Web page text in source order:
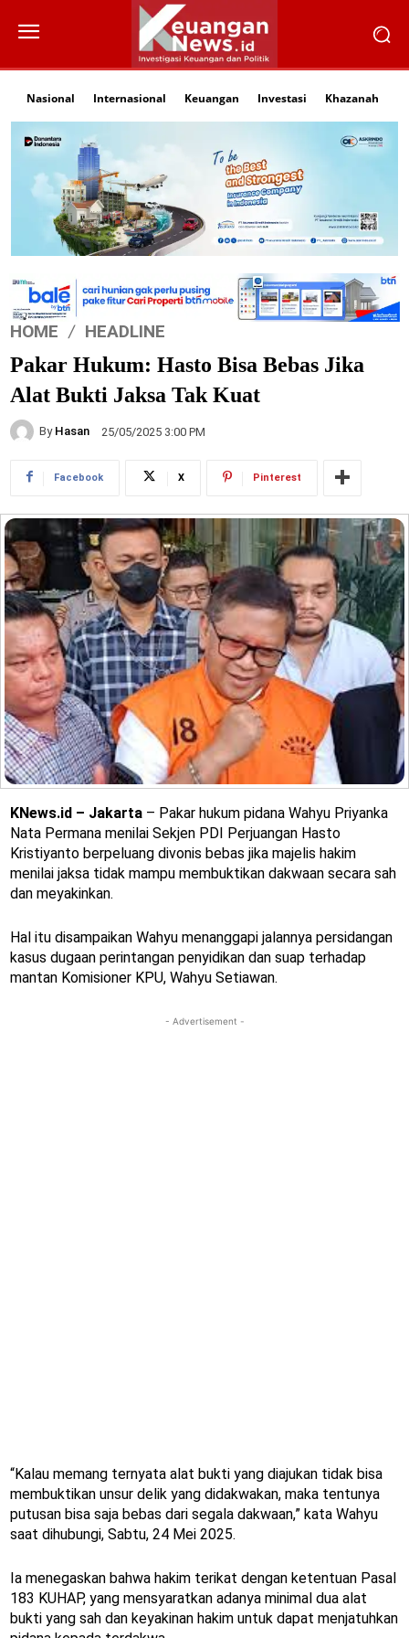
Nasional Internasional Keuangan Investasi Khazanah
HOME HEADLINE
Pakar Hukum: Hasto Bisa Bebas Jika
Alat Bukti Jaksa Tak Kuat
By Hasan 25/05/2025 3:00 PM
Facebook X Pinterest
KNews.id – Jakarta – Pakar hukum pidana Wahyu Priyanka
Nata Permana menilai Sekjen PDI Perjuangan Hasto
Kristiyanto berpeluang divonis bebas jika majelis hakim
menilai jaksa tidak mampu membuktikan dakwaan secara sah
dan meyakinkan.
Hal itu disampaikan Wahyu menanggapi jalannya persidangan
kasus dugaan perintangan penyidikan dan suap terhadap
mantan Komisioner KPU, Wahyu Setiawan.
- Advertisement -
“Kalau memang ternyata alat bukti yang diajukan tidak bisa
membuktikan unsur delik yang didakwakan, maka tentunya
putusan bisa saja bebas dari segala dakwaan,” kata Wahyu
saat dihubungi, Sabtu, 24 Mei 2025.
Ia menegaskan bahwa hakim terikat dengan ketentuan Pasal
183 KUHAP, yang mensyaratkan adanya minimal dua alat
bukti yang sah dan keyakinan hakim untuk dapat menjatuhkan